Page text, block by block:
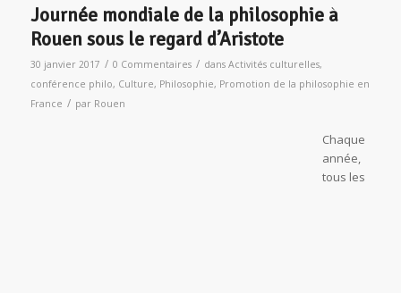
Journée mondiale de la philosophie à
Rouen sous le regard d’Aristote
30 janvier 2017 / 0 Commentaires / dans Activités culturelles,
conférence philo, Culture, Philosophie, Promotion de la philosophie en
France / par Rouen
Chaque
année,
tous les